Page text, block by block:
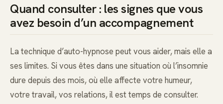
Quand consulter : les signes que vous
avez besoin d’un accompagnement
La technique d’auto-hypnose peut vous aider, mais elle a
ses limites. Si vous êtes dans une situation où l’insomnie
dure depuis des mois, où elle affecte votre humeur,
votre travail, vos relations, il est temps de consulter.